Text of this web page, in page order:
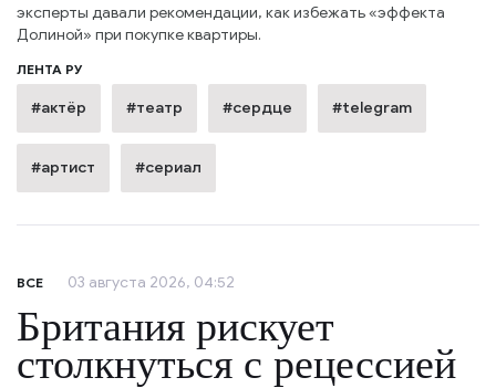
эксперты давали рекомендации, как избежать «эффекта
Долиной» при покупке квартиры.
ЛЕНТА РУ
#актёр #театр #сердце #telegram
#артист #сериал
ВСЕ 03 августа 2026, 04:52
Британия рискует
столкнуться с рецессией